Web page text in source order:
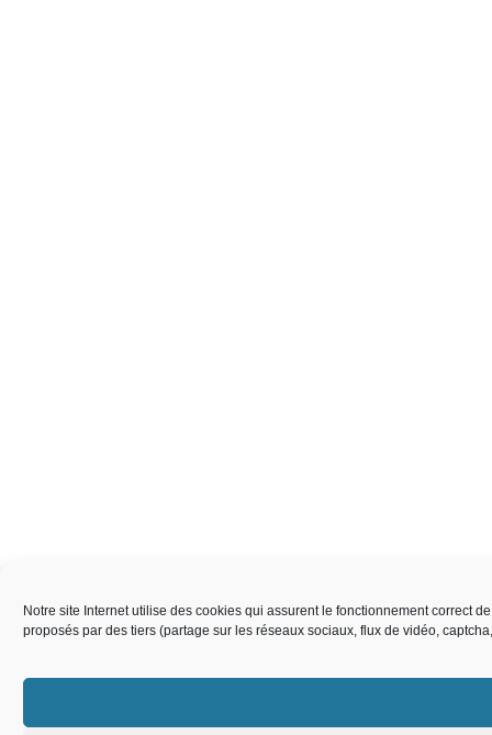
Notre site Internet utilise des cookies qui assurent le fonctionnement correct
proposés par des tiers (partage sur les réseaux sociaux, flux de vidéo,